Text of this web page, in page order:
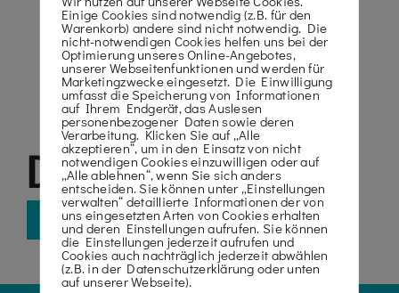
Allradantrieb
JETZT MASCHINE ANFRAGEN
DOWNLOADS
DATENBLATT
Einige Cookies sind notwendig (z.B. für den
Warenkorb) andere sind nicht notwendig. Die
nicht-notwendigen Cookies helfen uns bei der
Optimierung unseres Online-Angebotes,
unserer Webseitenfunktionen und werden für
Marketingzwecke eingesetzt. Die Einwilligung
umfasst die Speicherung von Informationen
auf Ihrem Endgerät, das Auslesen
personenbezogener Daten sowie deren
Verarbeitung. Klicken Sie auf „Alle
akzeptieren“, um in den Einsatz von nicht
notwendigen Cookies einzuwilligen oder auf
„Alle ablehnen“, wenn Sie sich anders
entscheiden. Sie können unter „Einstellungen
verwalten“ detaillierte Informationen der von
uns eingesetzten Arten von Cookies erhalten
und deren Einstellungen aufrufen. Sie können
die Einstellungen jederzeit aufrufen und
Cookies auch nachträglich jederzeit abwählen
(z.B. in der Datenschutzerklärung oder unten
auf unserer Webseite).